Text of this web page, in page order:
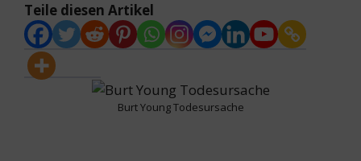
Teile diesen Artikel
Burt Young Todesursache